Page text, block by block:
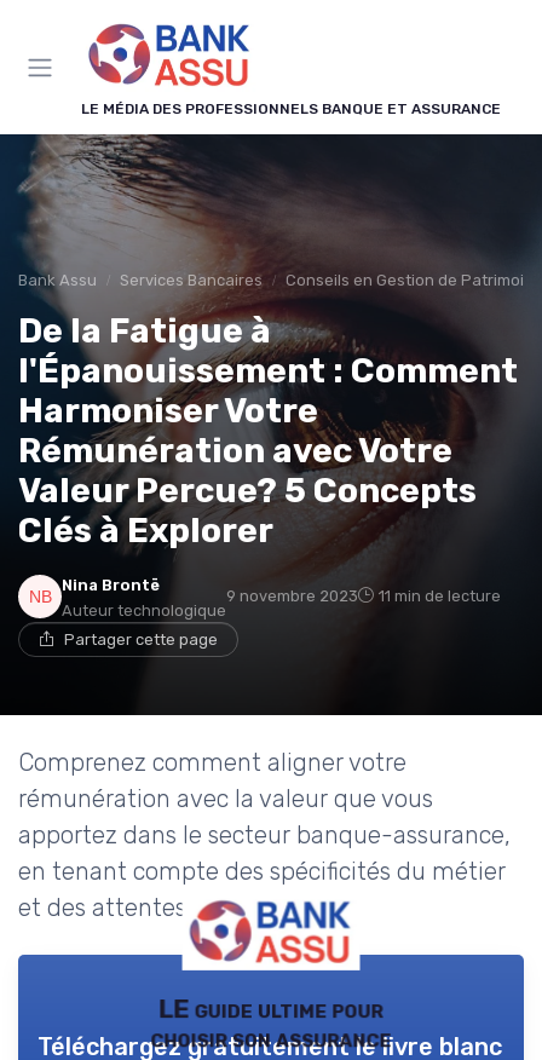
LE MÉDIA DES PROFESSIONNELS BANQUE ET ASSURANCE
Bank Assu Services Bancaires Conseils en Gestion de Patrimoine
De la Fatigue à
l'Épanouissement : Comment
Harmoniser Votre
Rémunération avec Votre
Valeur Percue? 5 Concepts
Clés à Explorer
Nina Brontë
Auteur technologique
9 novembre 2023 11 min de lecture
Partager cette page
Comprenez comment aligner votre
rémunération avec la valeur que vous
apportez dans le secteur banque-assurance,
en tenant compte des spécificités du métier
et des attentes du marché.
LE guide ultime pour
choisir son assurance
Téléchargez gratuitement le livre blanc